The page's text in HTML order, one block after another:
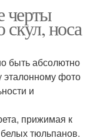
черты
носа
быть абсолютно
фото
и
прижимая к
тюльпанов.